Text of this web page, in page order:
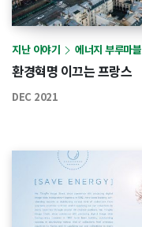
지난 이야기 에너지 부루마블
환경혁명 이끄는 프랑스
DEC 2021